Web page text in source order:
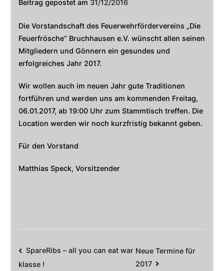
Beitrag gepostet am 31/12/2016
Die Vorstandschaft des Feuerwehrfördervereins „Die
Feuerfrösche“ Bruchhausen e.V. wünscht allen seinen
Mitgliedern und Gönnern ein gesundes und
erfolgreiches Jahr 2017.
Wir wollen auch im neuen Jahr gute Traditionen
fortführen und werden uns am kommenden Freitag,
06.01.2017, ab 19:00 Uhr zum Stammtisch treffen. Die
Location werden wir noch kurzfristig bekannt geben.
Für den Vorstand
Matthias Speck, Vorsitzender
Beitrags-
SpareRibs – all you can eat war
klasse !
Neue Termine für
2017